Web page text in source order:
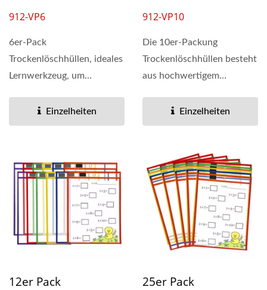
912-VP6
6er-Pack
Trockenlöschhüllen, ideales
Lernwerkzeug, um
interaktive
Bildungsaktivitäten...
Einzelheiten
912-VP10
Die 10er-Packung
Trockenlöschhüllen besteht
aus hochwertigem
genähte...Einzelheiten
12er Pack
25er Pack